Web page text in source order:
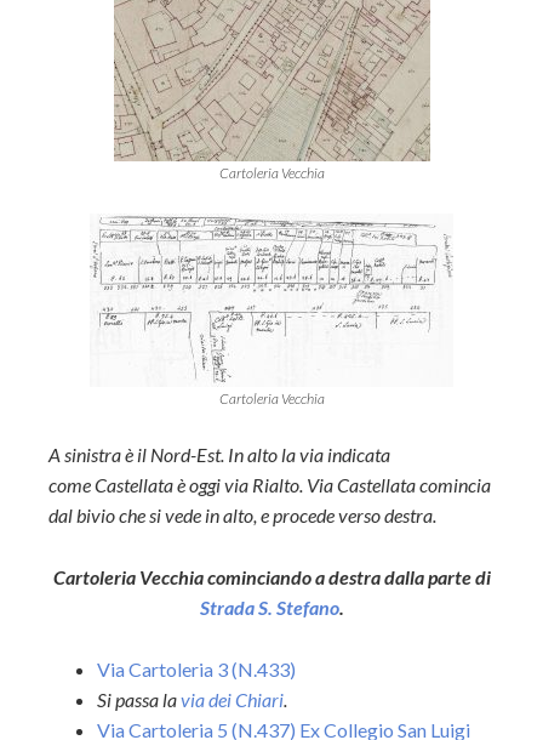
Cartoleria Vecchia
Cartoleria Vecchia
A sinistra è il Nord-Est. In alto la via indicata
come Castellata è oggi via Rialto. Via Castellata comincia
dal bivio che si vede in alto, e procede verso destra.
Cartoleria Vecchia cominciando a destra dalla parte di
Strada S. Stefano.
Via Cartoleria 3 (N.433)
Si passa lavia dei Chiari.
Via Cartoleria 5 (N.437) Ex Collegio San Luigi